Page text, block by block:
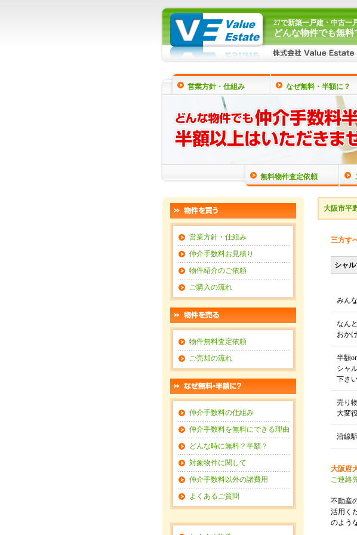
27で新築一戸建・中古一
どんな物件でも無料
営業方針・仕組み なぜ無料・半額に？
無料物件査定依頼
営業方針・仕組み
仲介手数料お見積り
物件紹介のご依頼
ご購入の流れ
物件無料査定依頼
ご売却の流れ
仲介手数料の仕組み
仲介手数料を無料にできる理由
どんな時に無料？半額？
対象物件に関して
仲介手数料以外の諸費用
よくあるご質問
大阪市平
三方す
シャ
みん
なん
おか
半額
シャ
下さい
売り
大変
沿線
大阪府
ご連絡
不動産
活用く
のよう